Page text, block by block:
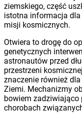
ziemskiego, część
istotna informacja dla
misji kosmicznych.
Otwiera to drogę do
genetycznych
astronautów przed
przestrzeni
znaczenie również
Ziemi. Mechanizmy
bowiem zadziwiająco
chorobach